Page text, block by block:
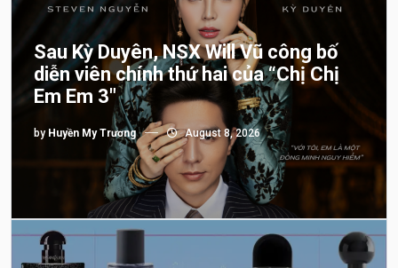
Sau Kỳ Duyên, NSX Will Vũ công bố
diễn viên chính thứ hai của “Chị Chị
Em Em 3″
by Huyền My Trương August 8, 2026